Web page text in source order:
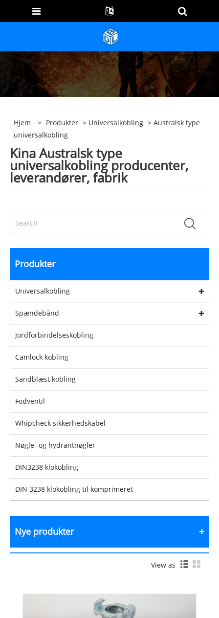
Hjem > Produkter > Universalkobling > Australsk type
universalkobling
Kina Australsk type
universalkobling producenter,
leverandører, fabrik
Produkter
Universalkobling
Spændebånd
Jordforbindelseskobling
Camlock kobling
Sandblæst kobling
Fodventil
Whipcheck sikkerhedskabel
Nøgle- og hydrantnøgler
DIN3238 klokobling
DIN 3238 klokobling til komprimeret
Nye produkter
View as